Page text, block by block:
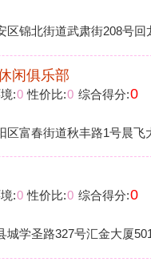
:0综合得分:0
号汇金大厦501.502号
:
:0 综合得分:0
道双江街地下室1号B区